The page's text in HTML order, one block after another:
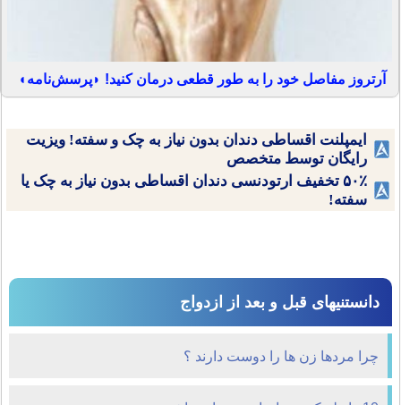
آرتروز مفاصل خود را به طور قطعی درمان کنید! ◗پرسش‌نامه◖
ایمپلنت اقساطی دندان بدون نیاز به چک و سفته! ویزیت
رایگان توسط متخصص
۵۰٪ تخفیف ارتودنسی دندان اقساطی بدون نیاز به چک یا
سفته!
دانستنیهای قبل و بعد از ازدواج
چرا مردها زن ها را دوست دارند ؟